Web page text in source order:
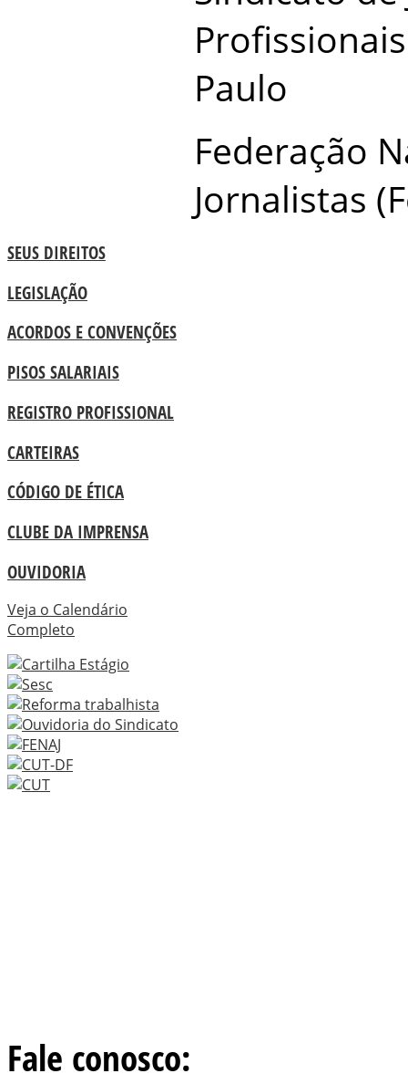
Paulo
Federação
Jornalistas
SEUS DIREITOS
LEGISLAÇÃO
ACORDOS E CONVENÇÕES
PISOS SALARIAIS
REGISTRO PROFISSIONAL
CARTEIRAS
CÓDIGO DE ÉTICA
CLUBE DA IMPRENSA
OUVIDORIA
Veja o Calendário
Completo
Fale conosco: